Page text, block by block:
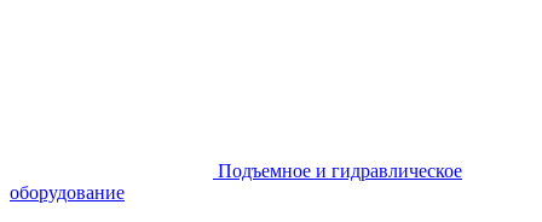
Подъемное и гидравлическое
оборудование